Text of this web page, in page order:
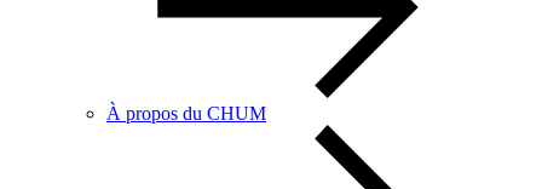
À propos du CHUM